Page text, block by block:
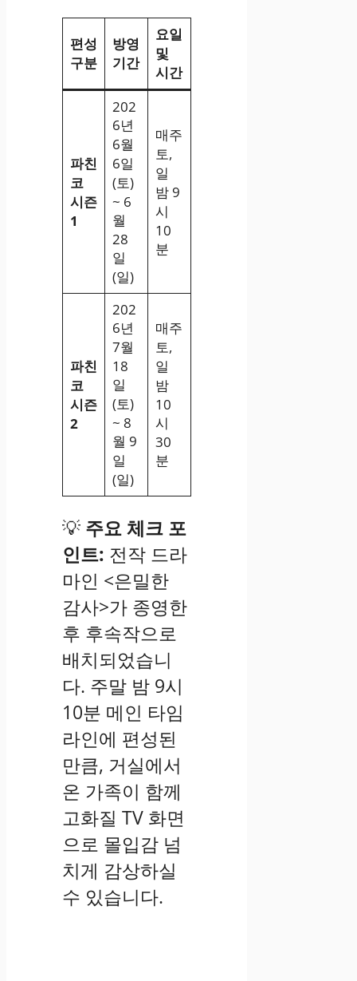
편성
구분
방영
기간
요일
및
시간
파친
코
시즌
1
202
6년
6월
6일
(토)
~ 6
월
28
일
(일)
매주
토,
일
밤 9
시
10
분
파친
코
시즌
2
202
6년
7월
18
일
(토)
~ 8
월 9
일
(일)
매주
토,
일
밤
10
시
30
분
💡 주요 체크 포
인트: 전작 드라
마인 <은밀한
감사>가 종영한
후 후속작으로
배치되었습니
다. 주말 밤 9시
10분 메인 타임
라인에 편성된
만큼, 거실에서
온 가족이 함께
고화질 TV 화면
으로 몰입감 넘
치게 감상하실
수 있습니다.